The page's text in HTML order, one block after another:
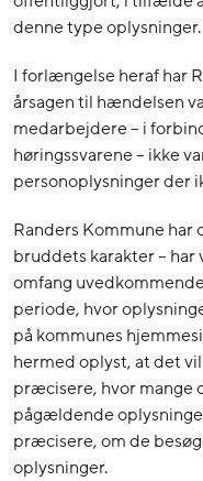
denne type oplysninger.
I forlængelse heraf har
årsagen til hændelsen
medarbejdere – i
høringssvarene – ikke
personoplysninger der
Randers Kommune har
bruddets karakter – har
omfang
periode, hvor
på kommunes
hermed oplyst, at det
præcisere, hvor mange
pågældende
præcisere, om de
oplysninger.